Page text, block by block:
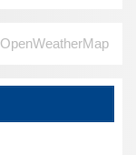
OpenWeatherMap